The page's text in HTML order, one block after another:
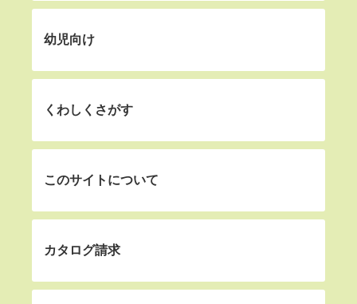
幼児向け
くわしくさがす
このサイトについて
カタログ請求